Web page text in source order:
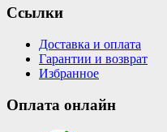
Ссылки
Доставка и оплата
Гарантии и возврат
Избранное
Оплата онлайн